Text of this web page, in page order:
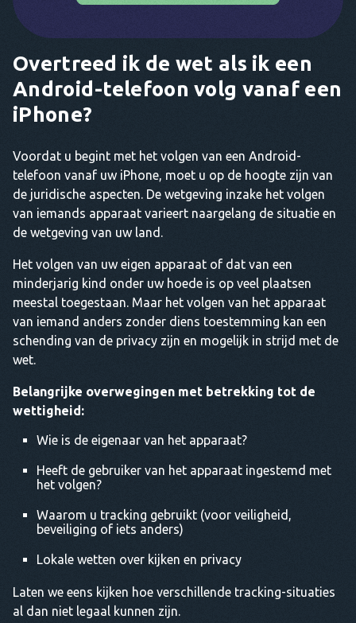
Overtreed ik de wet als ik een
Android-telefoon volg vanaf een
iPhone?
Voordat u begint met het volgen van een Android-
telefoon vanaf uw iPhone, moet u op de hoogte zijn van
de juridische aspecten. De wetgeving inzake het volgen
van iemands apparaat varieert naargelang de situatie en
de wetgeving van uw land.
Het volgen van uw eigen apparaat of dat van een
minderjarig kind onder uw hoede is op veel plaatsen
meestal toegestaan. Maar het volgen van het apparaat
van iemand anders zonder diens toestemming kan een
schending van de privacy zijn en mogelijk in strijd met de
wet.
Belangrijke overwegingen met betrekking tot de
wettigheid:
Wie is de eigenaar van het apparaat?
Heeft de gebruiker van het apparaat ingestemd met
het volgen?
Waarom u tracking gebruikt (voor veiligheid,
beveiliging of iets anders)
Lokale wetten over kijken en privacy
Laten we eens kijken hoe verschillende tracking-situaties
al dan niet legaal kunnen zijn.